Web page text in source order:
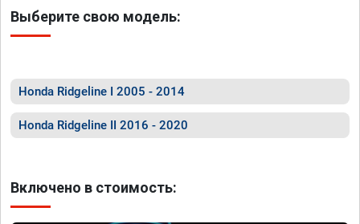
Выберите свою модель:
Honda Ridgeline I 2005 - 2014
Honda Ridgeline II 2016 - 2020
Включено в стоимость: